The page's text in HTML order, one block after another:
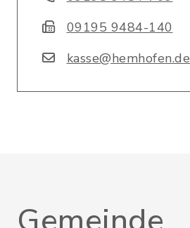
09195 9484-140
kasse@hemhofen.de